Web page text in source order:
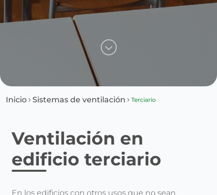
Inicio Sistemas de ventilación Terciario
Ventilación en
edificio terciario
En los edificios con otros usos que no sean